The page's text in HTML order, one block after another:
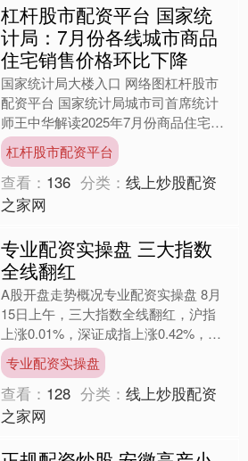
杠杆股市配资平台 国家统
计局：7月份各线城市商品
住宅销售价格环比下降
国家统计局大楼入口 网络图杠杆股市
配资平台 国家统计局城市司首席统计
师王中华解读2025年7月份商品住宅销
售价格变动情况统计数据。 2025年7月
份，70个大中....
杠杆股市配资平台
查看： 136 分类：线上炒股配资
之家网
专业配资实操盘 三大指数
全线翻红
A股开盘走势概况专业配资实操盘 8月
15日上午，三大指数全线翻红，沪指
上涨0.01%，深证成指上涨0.42%，创
业板指上涨0.76%。沪深京三市上涨个
股超400....
专业配资实操盘
查看： 128 分类：线上炒股配资
之家网